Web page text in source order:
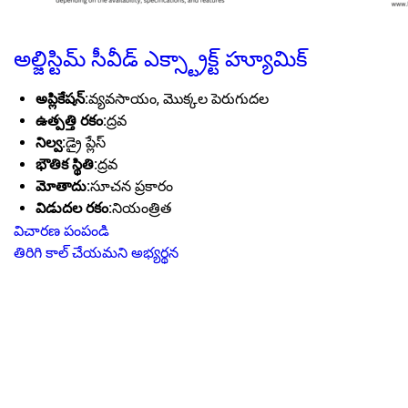
అల్జిస్టిమ్ సీవీడ్ ఎక్స్ట్రాక్ట్ హ్యూమిక్
అప్లికేషన్:వ్యవసాయం, మొక్కల పెరుగుదల
ఉత్పత్తి రకం:ద్రవ
నిల్వ:డ్రై ప్లేస్
భౌతిక స్థితి:ద్రవ
మోతాదు:సూచన ప్రకారం
విడుదల రకం:నియంత్రిత
విచారణ పంపండి
తిరిగి కాల్ చేయమని అభ్యర్థన